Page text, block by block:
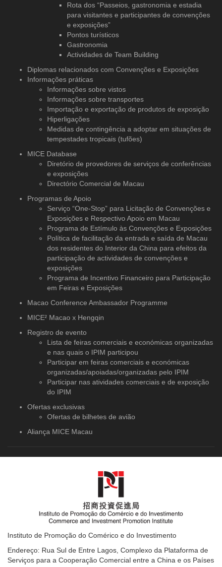
Rota dos “Passeios, gastronomia e estadia
para visitantes e participantes de convenções
e exposições”
Pontos turísticos
Gastronomia
Actividades de Team Building
Diplomas relacionados com Convenções e Exposições
Informações práticas
Informações sobre vistos
Informações sobre transportes
Importação e exportação de produtos de exposição
Hiperligações
Medidas de contingência a adoptar em situações de
tempestades tropicais (tufões)
MICE Database
Diretório de provedores de serviços de conferências
e exposições
Directório Comercial de Macau
Programas de Apoio
Serviço “One-Stop” para Licitação de Convenções e
Exposições e Respectivo Apoio em Macau
Programa de Estímulo às Convenções e Exposições
Política de facilitação da entrada e saída de Macau
dos residentes do Interior da China para efeitos da
participação de actividades de convenções e
exposições
Programa de Incentivo Financeiro para Participação
em Feiras e Exposições
Macao Conference Ambassador Programme
MICE² Macao x Hengqin
Registro de evento
Lista de feiras comerciais e económicas organizadas
e nas quais o IPIM participou
Participar em feiras comerciais e económicas
organizadas/apoiadas/organizadas pelo IPIM
Participar nas atividades comerciais e de exposição
do IPIM
Ofertas exclusivas
Ofertas de bilhetes de avião
Aliança MICE Macau
Instituto de Promoção do Comérico e do Investimento
Endereço: Rua Sul de Entre Lagos, Complexo da Plataforma de
Serviços para a Cooperação Comercial entre a China e os Países